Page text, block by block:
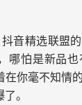
音精选联盟的
哪怕是新品
在你毫不知情
。